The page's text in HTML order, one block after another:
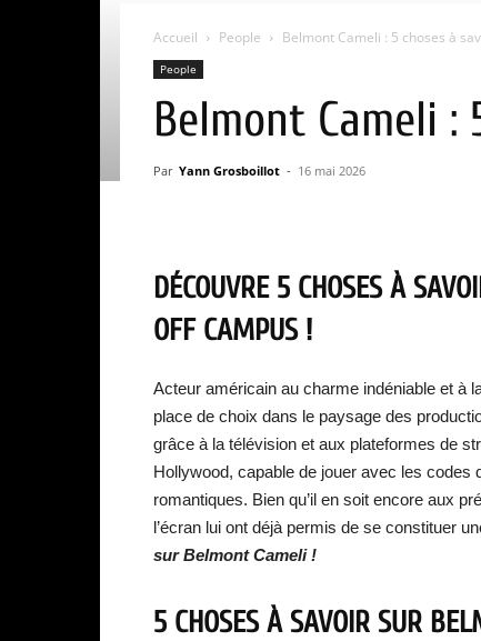
Accueil People Belmont Cameli : 5 choses à
People
Belmont Cameli :
Par Yann Grosboillot - 16 mai 2026
DÉCOUVRE 5 CHOSES À
OFF CAMPUS !
Acteur américain au charme indéniable et à
place de choix dans le paysage des
grâce à la télévision et aux plateformes de
Hollywood, capable de jouer avec les
romantiques. Bien qu’il en soit encore aux
l’écran lui ont déjà permis de se constituer
surBelmont Cameli!
5 CHOSES À SAVOIR SUR